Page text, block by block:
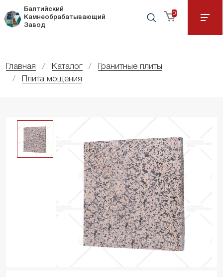
Балтийский
Камнеобрабатывающий
Завод
0
Главная Каталог
Гранитные плиты
Плита мощения